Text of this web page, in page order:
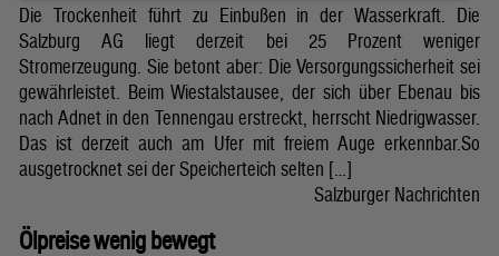
Die Trockenheit führt zu Einbußen in der Wasserkraft. Die
Salzburg AG liegt derzeit bei 25 Prozent weniger
Stromerzeugung. Sie betont aber: Die Versorgungssicherheit sei
gewährleistet. Beim Wiestalstausee, der sich über Ebenau bis
nach Adnet in den Tennengau erstreckt, herrscht Niedrigwasser.
Das ist derzeit auch am Ufer mit freiem Auge erkennbar.So
ausgetrocknet sei der Speicherteich selten […]
Salzburger Nachrichten
Ölpreise wenig bewegt